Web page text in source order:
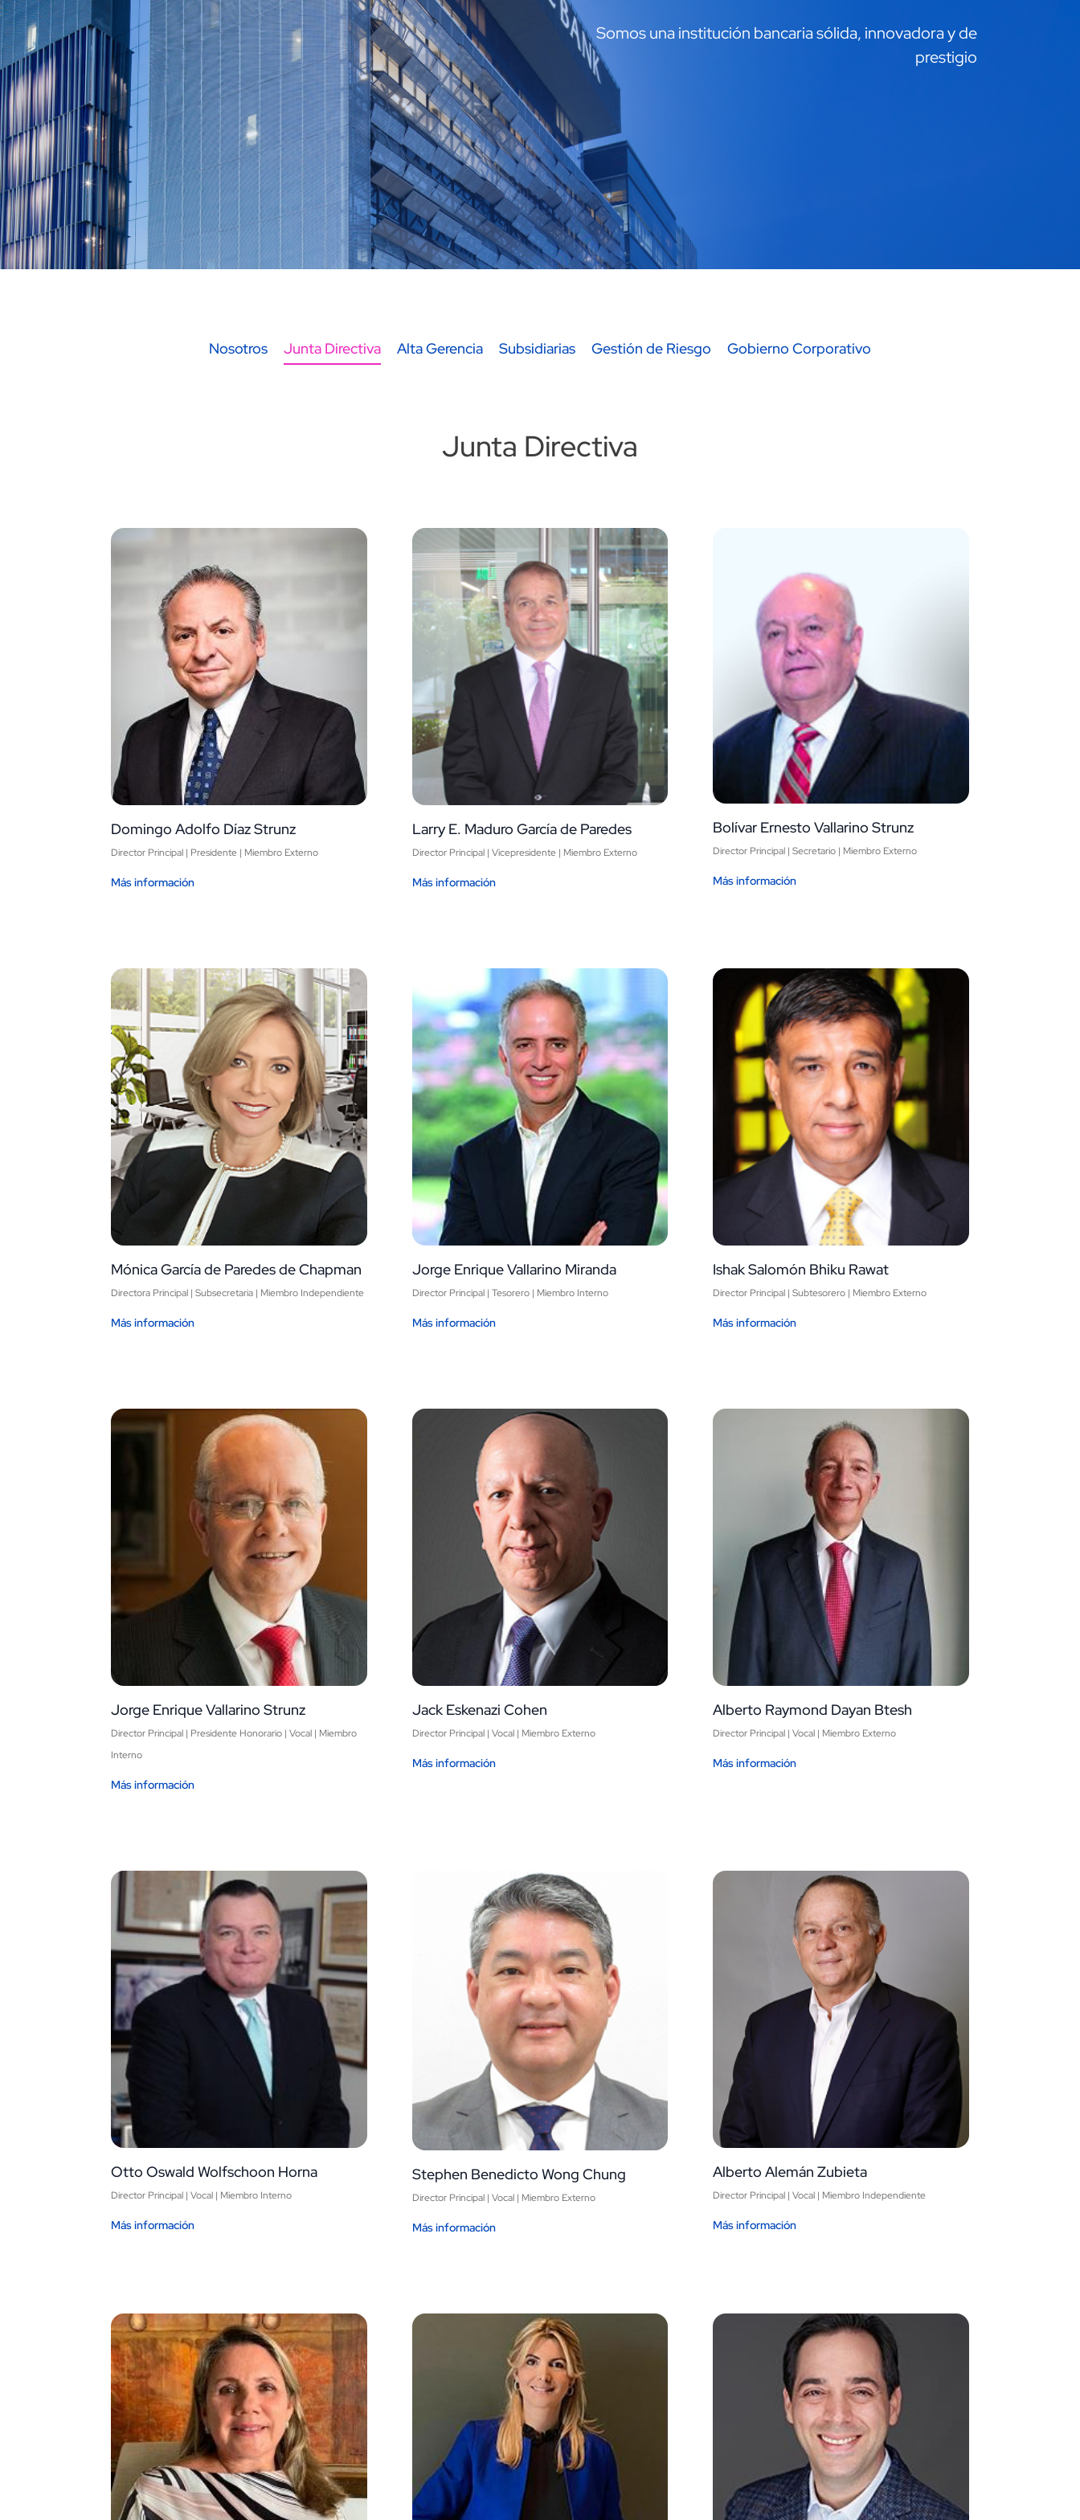
Somos una institución bancaria sólida, innovadora y de
prestigio
Nosotros Junta Directiva Alta Gerencia Subsidiarias Gestión de Riesgo Gobierno Corporativo
Junta Directiva
Image
Domingo Adolfo Díaz Strunz
Director Principal | Presidente | Miembro Externo
Más información
Image
Larry E. Maduro García de Paredes
Director Principal | Vicepresidente | Miembro Externo
Más información
Bolívar Ernesto Vallarino Strunz
Director Principal | Secretario | Miembro Externo
Más información
Image
Mónica García de Paredes de Chapman
Directora Principal | Subsecretaria | Miembro Independiente
Más información
Jorge Enrique Vallarino Miranda
Director Principal | Tesorero | Miembro Interno
Más información
Image
Ishak Salomón Bhiku Rawat
Director Principal | Subtesorero | Miembro Externo
Más información
Image
Jorge Enrique Vallarino Strunz
Director Principal | Presidente Honorario | Vocal | Miembro
Interno
Más información
Image
Jack Eskenazi Cohen
Director Principal | Vocal | Miembro Externo
Más información
Image
Alberto Raymond Dayan Btesh
Director Principal | Vocal | Miembro Externo
Más información
Image
Otto Oswald Wolfschoon Horna
Director Principal | Vocal | Miembro Interno
Más información
Stephen Benedicto Wong Chung
Director Principal | Vocal | Miembro Externo
Más información
Image
Alberto Alemán Zubieta
Director Principal | Vocal | Miembro Independiente
Más información
Image Image Image